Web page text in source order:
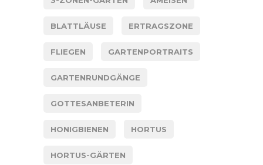
BLATTLÄUSE ERTRAGSZONE
FLIEGEN GARTENPORTRAITS
GARTENRUNDGÄNGE
GOTTESANBETERIN
HONIGBIENEN HORTUS
HORTUS-GÄRTEN